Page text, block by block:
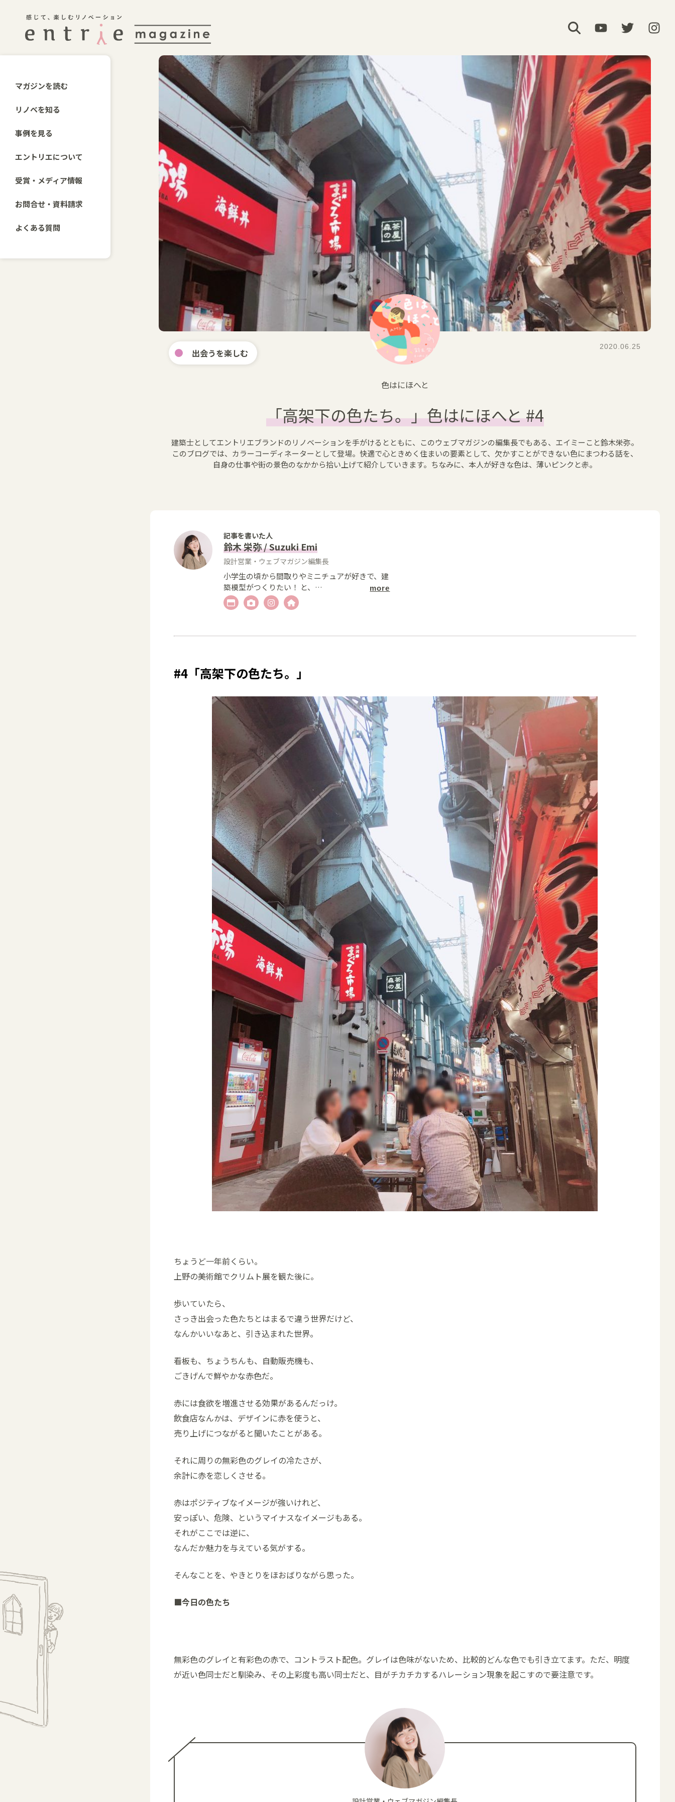
マガジンを読む
リノベを知る
事例を見る
エントリエについて
受賞・メディア情報
お問合せ・資料請求
よくある質問
出会うを楽しむ
2020.06.25
色はにほへと
「高架下の色たち。」色はにほへと #4
建築士としてエントリエブランドのリノベーションを手がけるとともに、このウェブマガジンの編集長でもある、エイミーこと鈴木栄弥。
このブログでは、カラーコーディネーターとして登場。快適で心ときめく住まいの要素として、欠かすことができない色にまつわる話を、
自身の仕事や街の景色のなかから拾い上げて紹介していきます。ちなみに、本人が好きな色は、薄いピンクと赤。
記事を書いた人
鈴木 栄弥 / Suzuki Emi
設計営業・ウェブマガジン編集長
小学生の頃から間取りやミニチュアが好きで、建
築模型がつくりたい！ と、 … more
#4「高架下の色たち。 」
ちょうど一年前くらい。
上野の美術館でクリムト展を観た後に。
歩いていたら、
さっき出会った色たちとはまるで違う世界だけど、
なんかいいなあと、引き込まれた世界。
看板も、ちょうちんも、自動販売機も、
ごきげんで鮮やかな赤色だ。
赤には食欲を増進させる効果があるんだっけ。
飲食店なんかは、デザインに赤を使うと、
売り上げにつながると聞いたことがある。
それに周りの無彩色のグレイの冷たさが、
余計に赤を恋しくさせる。
赤はポジティブなイメージが強いけれど、
安っぽい、危険、というマイナスなイメージもある。
それがここでは逆に、
なんだか魅力を与えている気がする。
そんなことを、やきとりをほおばりながら思った。
■今日の色たち
無彩色のグレイと有彩色の赤で、コントラスト配色。グレイは色味がないため、比較的どんな色でも引き立てます。ただ、明度
が近い色同士だと馴染み、その上彩度も高い同士だと、目がチカチカするハレーション現象を起こすので要注意です。